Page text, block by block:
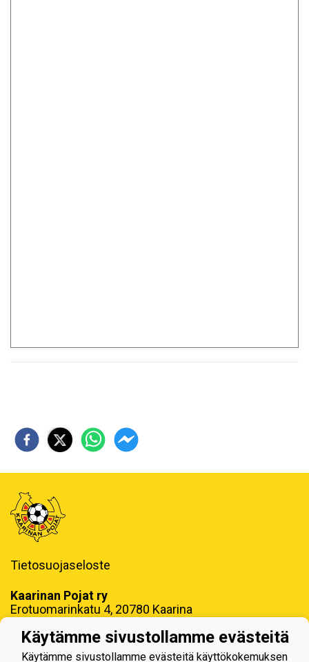
Tietosuojaseloste
Kaarinan Pojat ry
Erotuomarinkatu 4, 20780 Kaarina
y-tunnus: 1006858-6
Käytämme sivustollamme evästeitä
Käytämme sivustollamme evästeitä käyttökokemuksen